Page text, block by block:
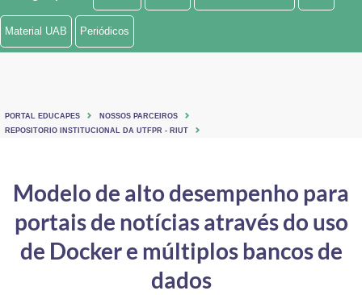
Ministério de Minas e Energia
Ministério do Turismo
Controladoria-Geral da União
Ministério da Mulher, da Família e dos Direitos Humanos
Material UAB Periódicos
PORTAL EDUCAPES
NOSSOS PARCEIROS
REPOSITORIO INSTITUCIONAL DA UTFPR - RIUT
Modelo de alto desempenho para
portais de notícias através do uso
de Docker e múltiplos bancos de
dados